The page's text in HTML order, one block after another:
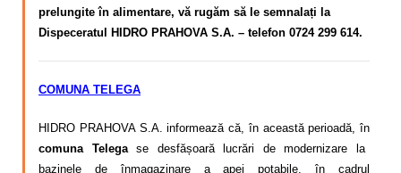
prelungite în alimentare, vă rugăm să le semnalați la
Dispeceratul HIDRO PRAHOVA S.A. – telefon 0724 299 614.
COMUNA TELEGA
HIDRO PRAHOVA S.A. informează că, în această perioadă, în
comuna Telegase desfășoară lucrări de modernizare la
bazinele de înmagazinare a apei potabile, în cadrul